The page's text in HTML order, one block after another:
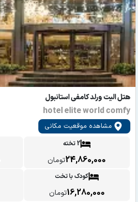
هتل الیت ورلد کامفی استانبول
hotel elite world comfy
مشاهده موقعیت مکانی
2 تخته
24,860,000تومان
کودک با تخت
16,280,000تومان